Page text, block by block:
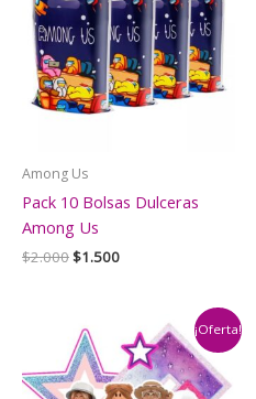
Among Us
Pack 10 Bolsas Dulceras
Among Us
$2.000El
$2.000.
$1.500El
$1.500.
¡Oferta!